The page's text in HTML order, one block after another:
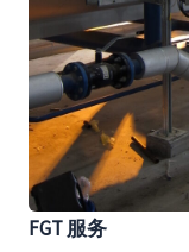
FGT 服务